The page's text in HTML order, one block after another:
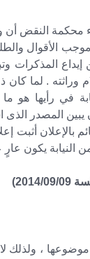
محكمة النقض أن
الأقوال
المذكرات
وراثته . لما
رأيها هو ما
أن يبين المصدر
ضده بتاريخ 27/7/2005 أن
النيابة يكون
، ولذلك